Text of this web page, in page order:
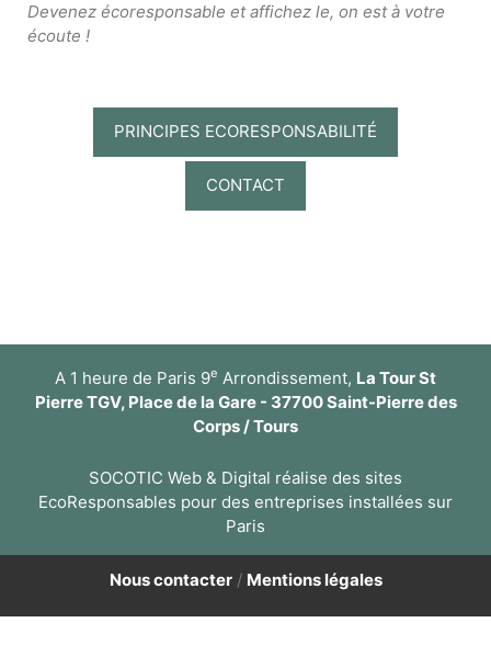
Devenez écoresponsable et affichez le, on est à votre
écoute !
PRINCIPES ECORESPONSABILITÉ
CONTACT
A 1 heure de Paris 9e Arrondissement, La Tour St
Pierre TGV, Place de la Gare - 37700 Saint-Pierre des
Corps / Tours
SOCOTIC Web & Digital réalise des sites
EcoResponsables pour des entreprises installées sur
Paris
Nous contacter/ Mentions légales